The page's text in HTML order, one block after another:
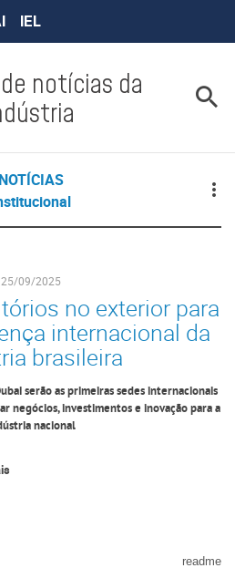
IEL
notícias da
NOTÍCIAS
25/09/2025
no exterior para
internacional da
brasileira
serão as primeiras sedes internacionais
negócios, investimentos e inovação para a
nacional
readme